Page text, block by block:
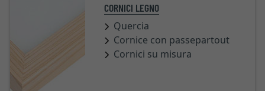
CORNICI LEGNO
Quercia
Cornice con passepartout
Cornici su misura